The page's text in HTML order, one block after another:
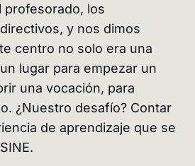
profesorado, los
y nos dimos
centro no solo era una
lugar para empezar un
una vocación, para
¿Nuestro desafío? Contar
de aprendizaje que se